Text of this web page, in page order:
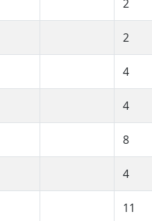
2
2
4
4
8
4
11